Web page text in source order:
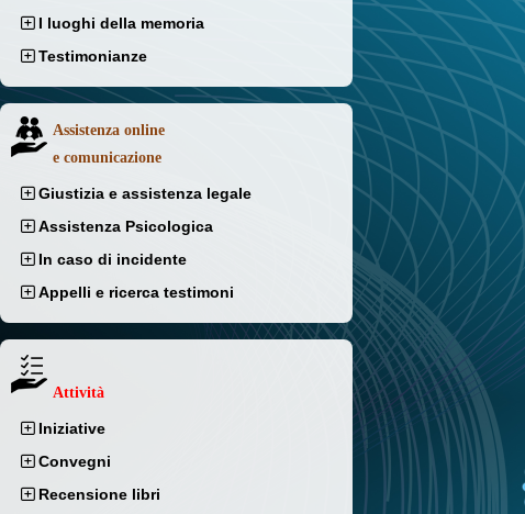
I luoghi della memoria
Testimonianze
Assistenza online
e comunicazione
Giustizia e assistenza legale
Assistenza Psicologica
In caso di incidente
Appelli e ricerca testimoni
Attività
Iniziative
Convegni
Recensione libri